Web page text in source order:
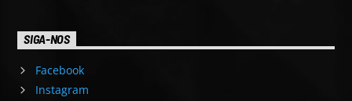
SIGA-NOS
Facebook
Instagram